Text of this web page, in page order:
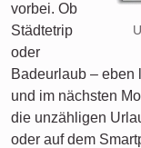
vorbei. Ob
Städtetrip
oder
Badeurlaub – eben
und im nächsten
die unzähligen
oder auf dem